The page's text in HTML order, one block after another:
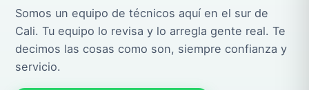
Somos un equipo de técnicos aquí en el sur de
Cali. Tu equipo lo revisa y lo arregla gente real. Te
decimos las cosas como son, siempre confianza y
servicio.